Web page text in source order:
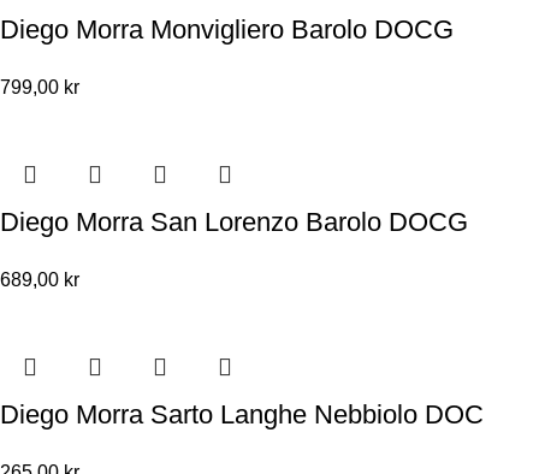
Diego Morra Monvigliero Barolo DOCG
799,00 kr
Diego Morra San Lorenzo Barolo DOCG
689,00 kr
Diego Morra Sarto Langhe Nebbiolo DOC